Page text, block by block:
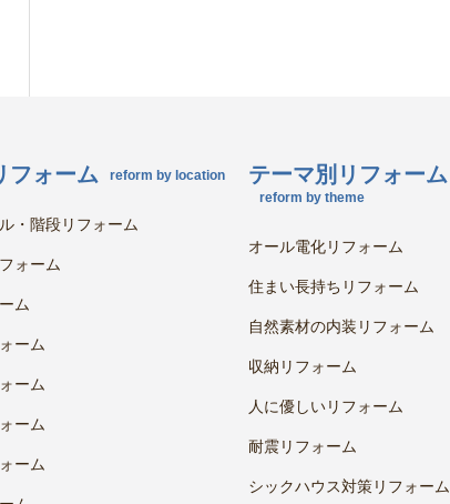
フォーム reform by location
・階段リフォーム
ォーム
ム
ーム
ーム
ーム
ーム
テーマ別リフォーム
reform by theme
オール電化リフォーム
住まい長持ちリフォーム
自然素材の内装リフォーム
収納リフォーム
人に優しいリフォーム
耐震リフォーム
シックハウス対策リフォーム